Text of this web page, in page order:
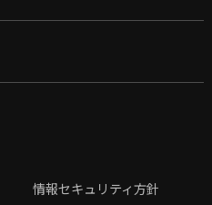
情報セキュリティ方針